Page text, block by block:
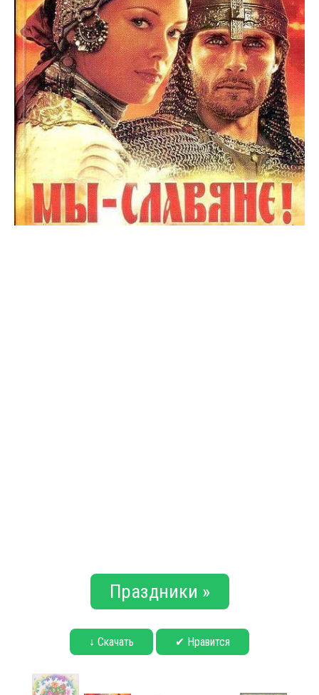
Праздники »
↓ Скачать ✔ Нравится